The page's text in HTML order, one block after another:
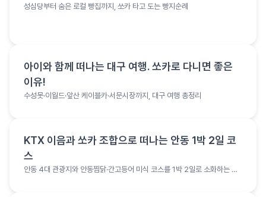
성심당부터 숨은 로컬 빵집까지, 쏘카 타고 도는 빵지순례
여행 정보
아이와 함께 떠나는 대구 여행. 쏘카로 다니면 좋은
이유!
수성못·이월드·앞산 케이블카·서문시장까지, 대구 여행 총정리
여행 정보
KTX 이음과 쏘카 조합으로 떠나는 안동 1박 2일 코
스
안동 4대 관광지와 안동찜닭·간고등어 미식 코스를 1박 2일로 소화하는 여